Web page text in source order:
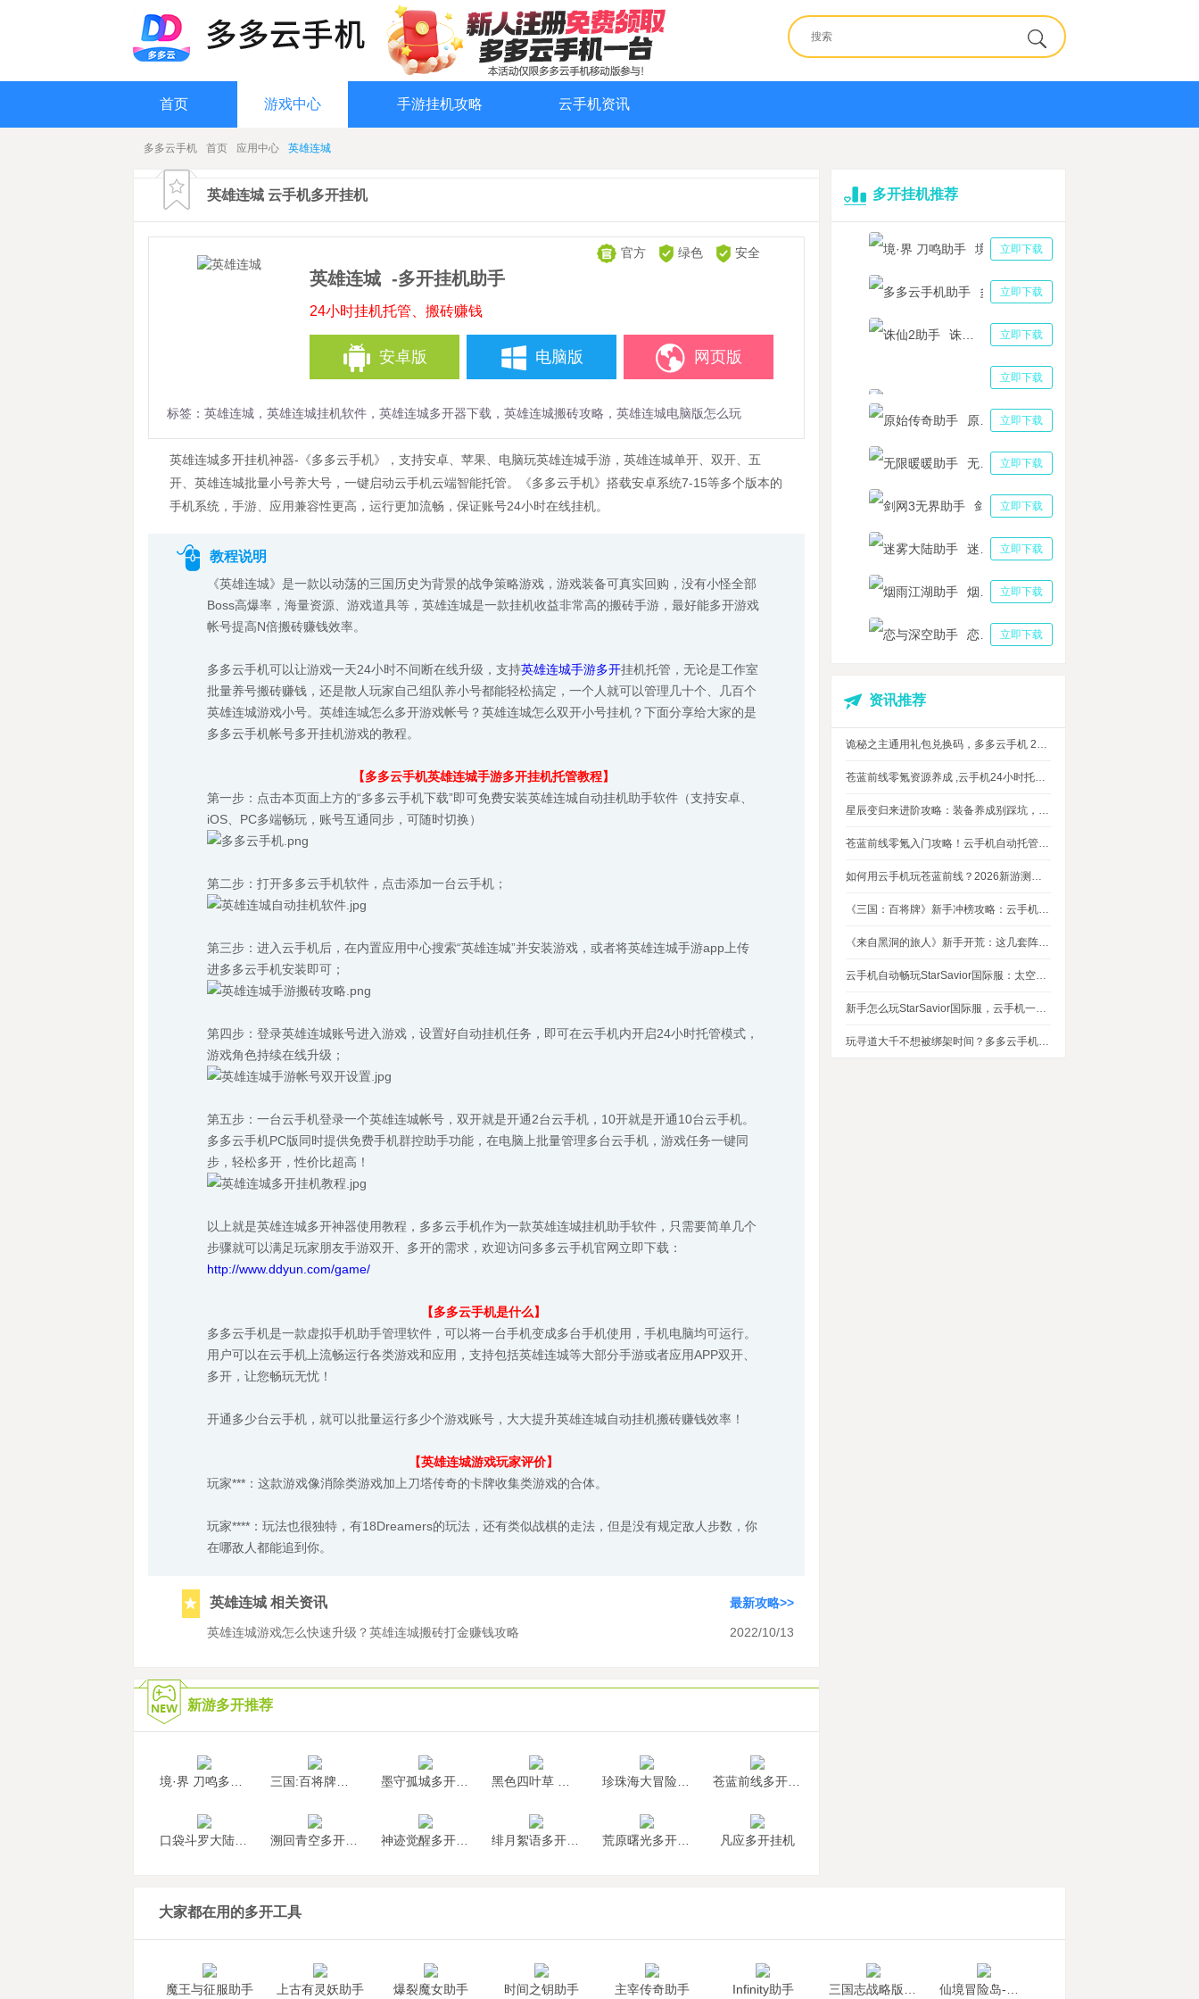
首页 游戏中心 手游挂机攻略 云手机资讯
多多云手机 首页 应用中心 英雄连城
英雄连城 云手机多开挂机
英雄连城 -多开挂机助手
24小时挂机托管、搬砖赚钱
官方 绿色 安全
安卓版 电脑版 网页版
标签：英雄连城，英雄连城挂机软件，英雄连城多开器下载，英雄连城搬砖攻略，英雄连城电脑版怎么玩
英雄连城多开挂机神器-《多多云手机》，支持安卓、苹果、电脑玩英雄连城手游，英雄连城单开、双开、五
开、英雄连城批量小号养大号，一键启动云手机云端智能托管。《多多云手机》搭载安卓系统7-15等多个版本的
手机系统，手游、应用兼容性更高，运行更加流畅，保证账号24小时在线挂机。
教程说明
《英雄连城》是一款以动荡的三国历史为背景的战争策略游戏，游戏装备可真实回购，没有小怪全部
Boss高爆率，海量资源、游戏道具等，英雄连城是一款挂机收益非常高的搬砖手游，最好能多开游戏
帐号提高N倍搬砖赚钱效率。
多多云手机可以让游戏一天24小时不间断在线升级，支持英雄连城手游多开挂机托管，无论是工作室
批量养号搬砖赚钱，还是散人玩家自己组队养小号都能轻松搞定，一个人就可以管理几十个、几百个
英雄连城游戏小号。英雄连城怎么多开游戏帐号？英雄连城怎么双开小号挂机？下面分享给大家的是
多多云手机帐号多开挂机游戏的教程。
【多多云手机英雄连城手游多开挂机托管教程】
第一步：点击本页面上方的“多多云手机下载”即可免费安装英雄连城自动挂机助手软件（支持安卓、
iOS、PC多端畅玩，账号互通同步，可随时切换）
第二步：打开多多云手机软件，点击添加一台云手机；
第三步：进入云手机后，在内置应用中心搜索“英雄连城”并安装游戏，或者将英雄连城手游app上传
进多多云手机安装即可；
第四步：登录英雄连城账号进入游戏，设置好自动挂机任务，即可在云手机内开启24小时托管模式，
游戏角色持续在线升级；
第五步：一台云手机登录一个英雄连城帐号，双开就是开通2台云手机，10开就是开通10台云手机。
多多云手机PC版同时提供免费手机群控助手功能，在电脑上批量管理多台云手机，游戏任务一键同
步，轻松多开，性价比超高！
以上就是英雄连城多开神器使用教程，多多云手机作为一款英雄连城挂机助手软件，只需要简单几个
步骤就可以满足玩家朋友手游双开、多开的需求，欢迎访问多多云手机官网立即下载：
http://www.ddyun.com/game/
【多多云手机是什么】
多多云手机是一款虚拟手机助手管理软件，可以将一台手机变成多台手机使用，手机电脑均可运行。
用户可以在云手机上流畅运行各类游戏和应用，支持包括英雄连城等大部分手游或者应用APP双开、
多开，让您畅玩无忧！
开通多少台云手机，就可以批量运行多少个游戏账号，大大提升英雄连城自动挂机搬砖赚钱效率！
【英雄连城游戏玩家评价】
玩家***：这款游戏像消除类游戏加上刀塔传奇的卡牌收集类游戏的合体。
玩家****：玩法也很独特，有18Dreamers的玩法，还有类似战棋的走法，但是没有规定敌人步数，你
在哪敌人都能追到你。
英雄连城 相关资讯 最新攻略>>
英雄连城游戏怎么快速升级？英雄连城搬砖打金赚钱攻略 2022/10/13
新游多开推荐
凡应多开挂机
多开挂机推荐
立即下载
立即下载
多多云手机助手
立即下载
立即下载
三国志战略版助手
立即下载
立即下载
立即下载
立即下载
立即下载
立即下载
资讯推荐
诡秘之主通用礼包兑换码，多多云手机 24 小时挂机攻略
苍蓝前线零氪资源养成 ,云手机24小时托管，上班自动肝资源
星辰变归来进阶攻略：装备养成别踩坑，这几个技巧让你省下80%资源
苍蓝前线零氪入门攻略！云手机自动托管，24小时自动刷资源不掉队
如何用云手机玩苍蓝前线？2026新游测评，新手入坑玩法指南
《三国：百将牌》新手冲榜攻略：云手机多开挂机，轻松拿捏牌局优势
《来自黑洞的旅人》新手开荒：这几套阵容，实测好用
云手机自动畅玩StarSavior国际服：太空星战到底值不值得入坑
新手怎么玩StarSavior国际服，云手机一键搞定
玩寻道大千不想被绑架时间？多多云手机帮我自动挂机平衡游戏和生活
大家都在用的多开工具
魔王与征服助手 上古有灵妖助手 爆裂魔女助手 时间之钥助手 主宰传奇助手 Infinity助手